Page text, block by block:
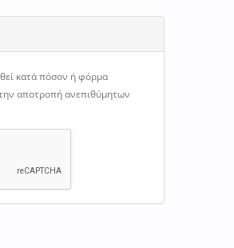
κατά πόσον ή φόρμα
αποτροπή ανεπιθύμητων